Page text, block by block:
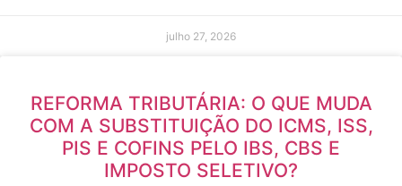
julho 27, 2026
REFORMA TRIBUTÁRIA: O QUE MUDA
COM A SUBSTITUIÇÃO DO ICMS, ISS,
PIS E COFINS PELO IBS, CBS E
IMPOSTO SELETIVO?